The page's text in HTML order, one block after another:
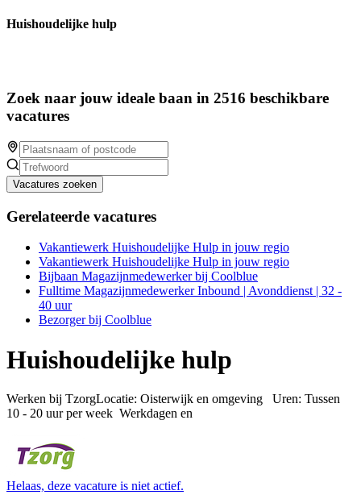
Huishoudelijke hulp
Zoek naar jouw ideale baan in 2516 beschikbare
vacatures
Vacatures zoeken
Gerelateerde vacatures
Vakantiewerk Huishoudelijke Hulp in jouw regio
Vakantiewerk Huishoudelijke Hulp in jouw regio
Bijbaan Magazijnmedewerker bij Coolblue
Fulltime Magazijnmedewerker Inbound | Avonddienst | 32 -
40 uur
Bezorger bij Coolblue
Huishoudelijke hulp
Werken bij TzorgLocatie: Oisterwijk en omgeving Uren: Tussen
10 - 20 uur per week Werkdagen en
Helaas, deze vacature is niet actief.